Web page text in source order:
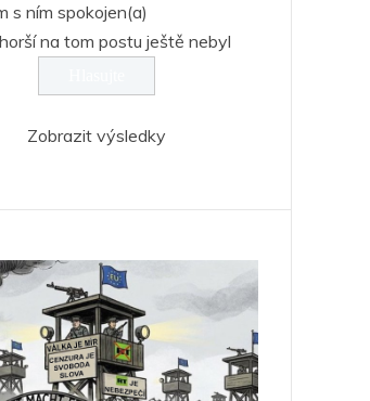
s ním spokojen(a)
na tom postu ještě nebyl
Zobrazit výsledky